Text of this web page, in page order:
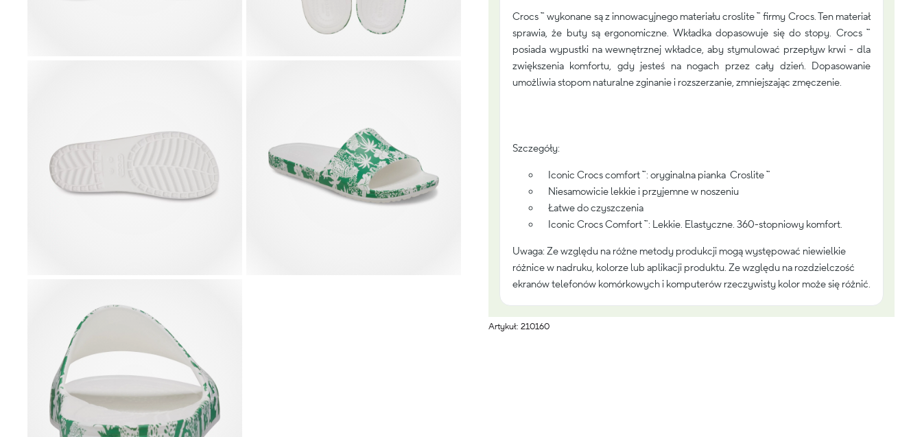
Crocs ™ wykonane są z innowacyjnego materiału croslite ™ firmy Crocs. Ten materiał
sprawia, że buty są ergonomiczne. Wkładka dopasowuje się do stopy. Crocs ™
posiada wypustki na wewnętrznej wkładce, aby stymulować przepływ krwi - dla
zwiększenia komfortu, gdy jesteś na nogach przez cały dzień. Dopasowanie
umożliwia stopom naturalne zginanie i rozszerzanie, zmniejszając zmęczenie.
Szczegóły:
Iconic Crocs comfort ™: oryginalna pianka Croslite ™
Niesamowicie lekkie i przyjemne w noszeniu
Łatwe do czyszczenia
Iconic Crocs Comfort ™: Lekkie. Elastyczne. 360-stopniowy komfort.
Uwaga: Ze względu na różne metody produkcji mogą występować niewielkie
różnice w nadruku, kolorze lub aplikacji produktu. Ze względu na rozdzielczość
ekranów telefonów komórkowych i komputerów rzeczywisty kolor może się różnić.
Artykuł: 210160